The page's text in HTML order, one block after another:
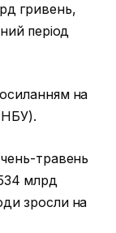
гривень,
період
на
травень
млрд
зросли на